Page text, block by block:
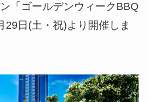
「ゴールデンウィークBBQ
29日(土・祝)より開催しま